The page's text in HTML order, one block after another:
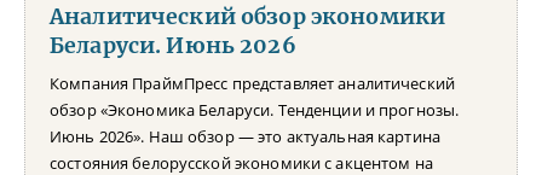
Аналитический обзор экономики
Беларуси. Июнь 2026
Компания ПраймПресс представляет аналитический
обзор «Экономика Беларуси. Тенденции и прогнозы.
Июнь 2026». Наш обзор — это актуальная картина
состояния белорусской экономики с акцентом на